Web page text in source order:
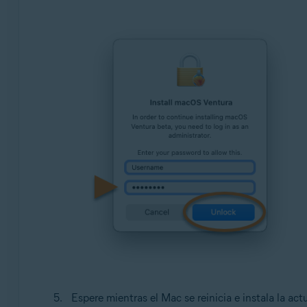
Espere mientras el Mac se reinicia e instala la